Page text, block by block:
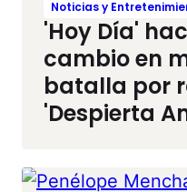
Noticias y
'Hoy Día'
cambio en
batalla por
'Despierta